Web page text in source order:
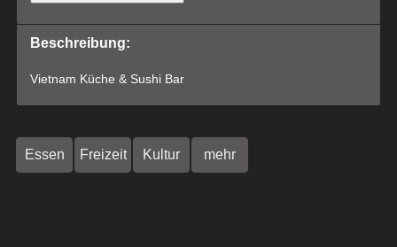
Beschreibung:
Vietnam Küche & Sushi Bar
Essen Freizeit Kultur mehr